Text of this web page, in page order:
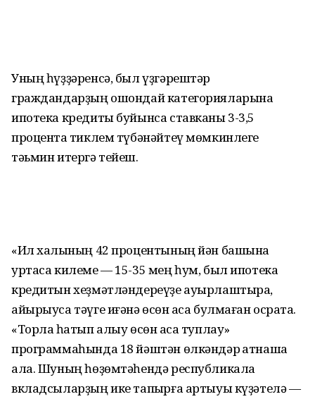
Уның һүҙҙәренсә, был үҙгәрештәр
граждандарҙың ошондай категорияларына
ипотека кредиты буйынса ставканы 3-3,5
процентҡа тиклем түбәнәйтеү мөмкинлеге
тәьмин итергә тейеш.
«Ил халҡының 42 процентының йән башына
уртаса килеме — 15-35 мең һум, был ипотека
кредитын хеҙмәтләндереүҙе ауырлаштыра,
айырыуса тәүге иғәнә өсөн аҡса булмаған осраҡта.
«Торлаҡ һатып алыу өсөн аҡса туплау»
программаһында 18 йәштән өлкәндәр ҡатнаша
ала. Шуның һөҙөмтәһендә республикала
вкладсыларҙың ике тапҡырға артыуы күҙәтелә —